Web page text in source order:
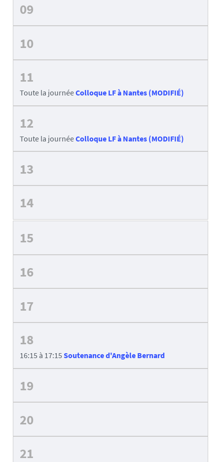
09
10
11
Toute la journéeColloque LF à Nantes (MODIFIÉ)
12
Toute la journéeColloque LF à Nantes (MODIFIÉ)
13
14
15
16
17
18
16:15 à 17:15 Soutenance d'Angèle Bernard
19
20
21